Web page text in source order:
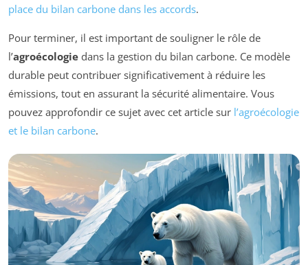
place du bilan carbone dans les accords.
Pour terminer, il est important de souligner le rôle de
l’agroécologie dans la gestion du bilan carbone. Ce modèle
durable peut contribuer significativement à réduire les
émissions, tout en assurant la sécurité alimentaire. Vous
pouvez approfondir ce sujet avec cet article sur l’agroécologie
et le bilan carbone.